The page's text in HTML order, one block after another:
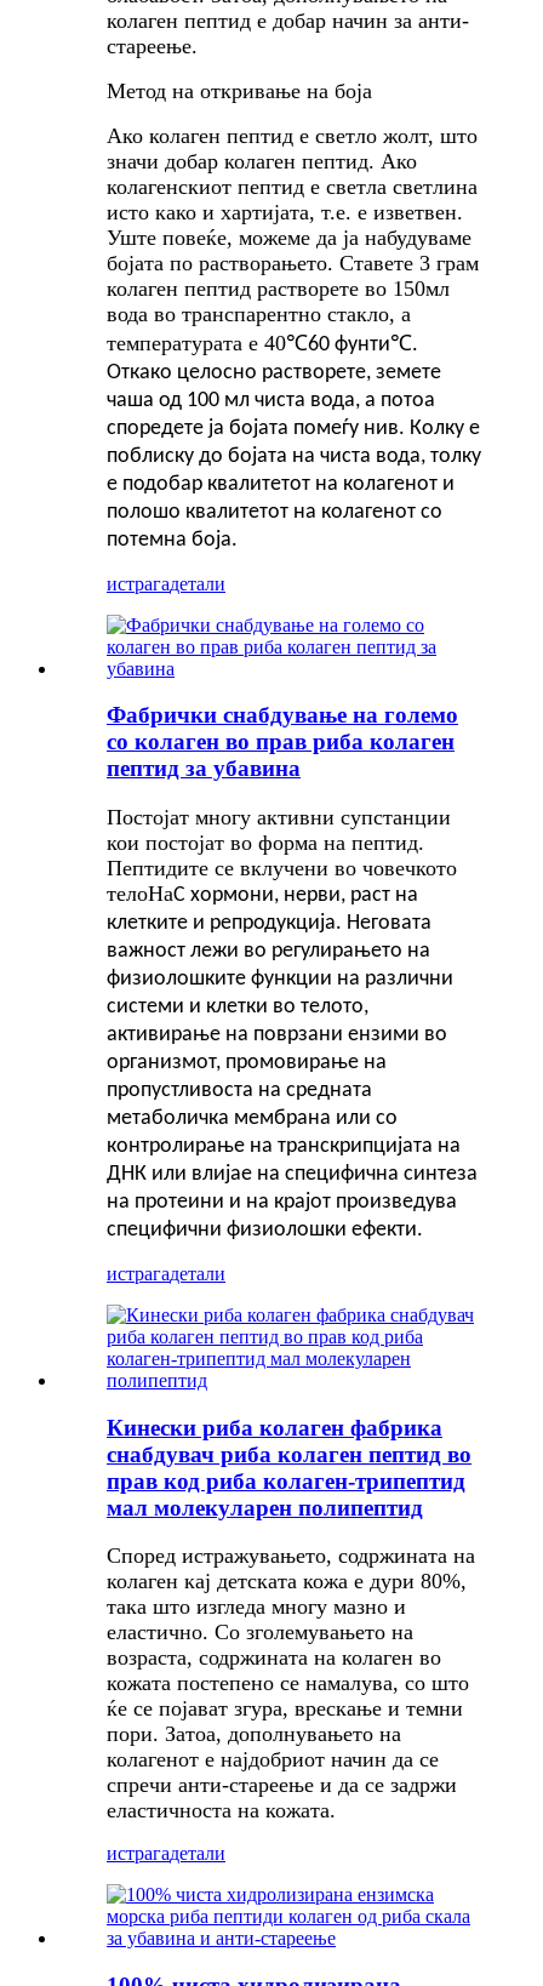
колаген пептид е добар начин за анти-
стареење.
Метод на откривање на боја
Ако колаген пептид е светло жолт, што
значи добар колаген пептид. Ако
колагенскиот пептид е светла светлина
исто како и хартијата, т.е. е изветвен.
Уште повеќе, можеме да ја набудуваме
бојата по растворањето. Ставете 3 грам
колаген пептид растворете во 150мл
вода во транспарентно стакло, а
температурата е 40℃60 фунти℃.
Откако целосно растворете, земете
чаша од 100 мл чиста вода, а потоа
споредете ја бојата помеѓу нив. Колку е
поблиску до бојата на чиста вода, толку
е подобар квалитетот на колагенот и
полошо квалитетот на колагенот со
потемна боја.
истрагадетали
Фабрички снабдување на големо
со колаген во прав риба колаген
пептид за убавина
Постојат многу активни супстанции
кои постојат во форма на пептид.
Пептидите се вклучени во човечкото
телоНаС хормони, нерви, раст на
клетките и репродукција. Неговата
важност лежи во регулирањето на
физиолошките функции на различни
системи и клетки во телото,
активирање на поврзани ензими во
организмот, промовирање на
пропустливоста на средната
метаболичка мембрана или со
контролирање на транскрипцијата на
ДНК или влијае на специфична синтеза
на протеини и на крајот произведува
специфични физиолошки ефекти.
истрагадетали
Кинески риба колаген фабрика
снабдувач риба колаген пептид во
прав код риба колаген-трипептид
мал молекуларен полипептид
Според истражувањето, содржината на
колаген кај детската кожа е дури 80%,
така што изгледа многу мазно и
еластично. Со зголемувањето на
возраста, содржината на колаген во
кожата постепено се намалува, со што
ќе се појават згура, врескање и темни
пори. Затоа, дополнувањето на
колагенот е најдобриот начин да се
спречи анти-стареење и да се задржи
еластичноста на кожата.
истрагадетали